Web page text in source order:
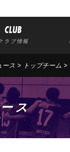
CLUB
ラブ情報
ース > トップチーム >
ス